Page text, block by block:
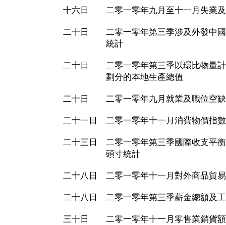
十六日 二零一零年九月至十一月失業及
二十日 二零一零年第三季涉及外發中國
統計
二十日 二零一零年第三季以環比物量計
劃分的本地生產總值
二十日 二零一零年九月就業及職位空
二十一日 二零一零年十一月消費物價指數
二十三日 二零一零年第三季國際收支平
頭寸統計
二十八日 二零一零年十一月對外商品貿
二十八日 二零一零年第三季薪金總額及
三十日 二零一零年十一月零售業銷貨